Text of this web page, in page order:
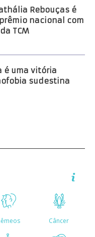
Rebouças é
nacional com
TCM
é uma vitória
sudestina